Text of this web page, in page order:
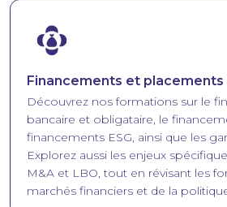
Image
Financements et placements
Découvrez nos formations sur le
bancaire et obligataire, le
financements ESG, ainsi que les
Explorez aussi les enjeux
M&A et LBO, tout en révisant les
marchés financiers et de la